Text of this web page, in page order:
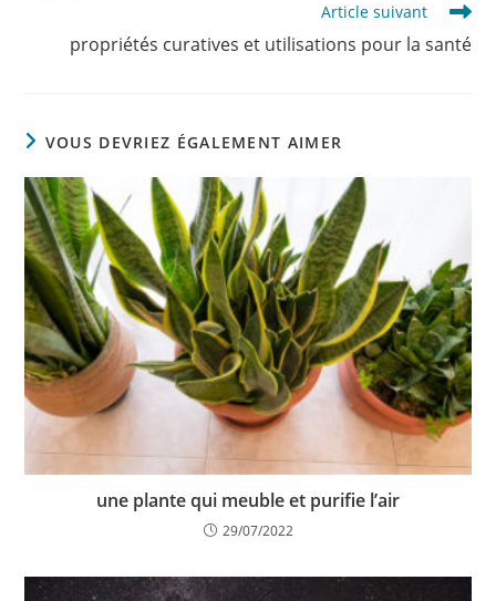
Article suivant
propriétés curatives et utilisations pour la santé
VOUS DEVRIEZ ÉGALEMENT AIMER
une plante qui meuble et purifie l’air
29/07/2022